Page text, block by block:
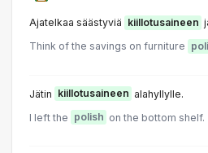
Ajatelkaa säästyviä kiillotusaineen
Think of the savings on furniture
Jätin kiillotusaineen alahyllylle.
l left the polish on the bottom shelf.